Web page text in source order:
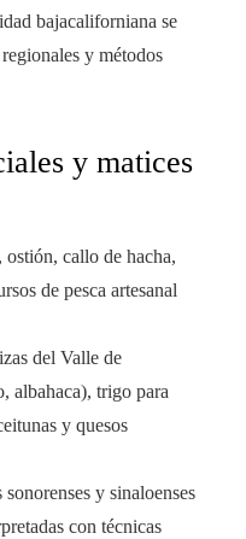
bajacaliforniana se
y métodos
y matices
ostión, callo de hacha,
de pesca artesanal
del Valle de
albahaca), trigo para
y quesos
y sinaloenses
con técnicas